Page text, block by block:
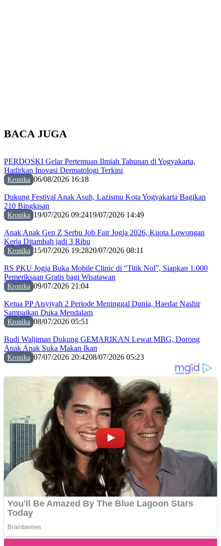
BACA JUGA
PERDOSKI Gelar Pertemuan Ilmiah Tahunan di Yogyakarta,
Hadirkan Inovasi Dermatologi Terkini
Kronika 06/08/2026 16:18
Dukung Festival Anak Asuh, Lazismu Kota Yogyakarta Bagikan
210 Bingkisan
Kronika 19/07/2026 09:2419/07/2026 14:49
Anak Anak Gen Z Serbu Job Fair Jogja 2026, Kuota Lowongan
Kerja Ditambah jadi 3 Ribu
Kronika 15/07/2026 19:2820/07/2026 08:11
RS PKU Jogja Buka Mobile Clinic di “Titik Nol”, Siapkan 1.000
Pemeriksaan Gratis bagi Wisatawan
Kronika 09/07/2026 21:04
Ketua PP Aisyiyah 2 Periode Meninggal Dunia, Haedar Nashir
Sampaikan Duka Mendalam
Kronika 08/07/2026 05:51
Budi Waljiman Dukung GEMARIKAN Lewat MBG, Dorong
Anak Anak Suka Makan Ikan
Kronika 07/07/2026 20:4208/07/2026 05:23